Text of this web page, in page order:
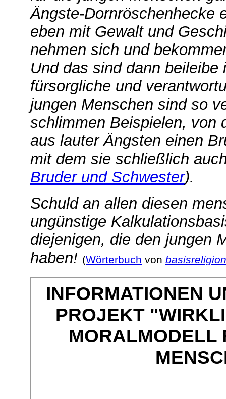
Ängste-Dornröschenhecke
eben mit Gewalt und
nehmen sich und
Und das sind dann
fürsorgliche und
jungen Menschen sind so
schlimmen Beispielen, von
aus lauter Ängsten einen
mit dem sie schließlich
Bruder und Schwester).
Schuld an allen diesen
ungünstige
diejenigen, die den jungen
haben! (Wörterbuch von basisreligion